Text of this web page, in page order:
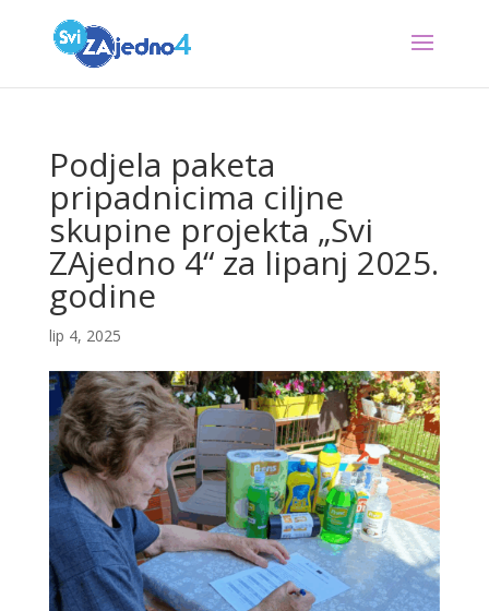
Podjela paketa
pripadnicima ciljne
skupine projekta „Svi
ZAjedno 4“ za lipanj 2025.
godine
lip 4, 2025